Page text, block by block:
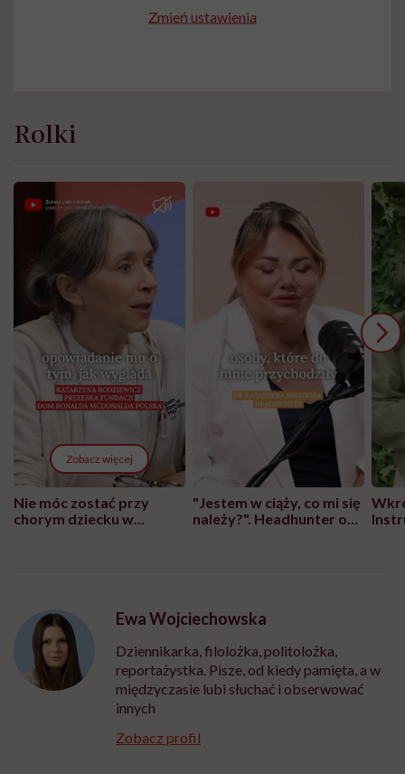
Zmień ustawienia
Rolki
Zobacz więcej
Nie móc zostać przy
chorym dziecku w
"Jestem w ciąży, co mi się
należy?". Headhunter o
Ewa Wojciechowska
Dziennikarka, filolożka, politolożka,
reportażystka. Pisze, od kiedy pamięta, a w
międzyczasie lubi słuchać i obserwować
innych
Zobacz profil